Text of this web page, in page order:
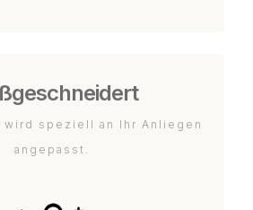
wird speziell an Ihr Anliegen
angepasst.